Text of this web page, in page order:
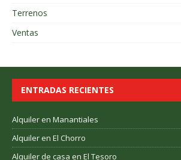
Terrenos
Ventas
ENTRADAS RECIENTES
Alquiler en Manantiales
Alquiler en El Chorro
Alquiler de casa en El Tesoro